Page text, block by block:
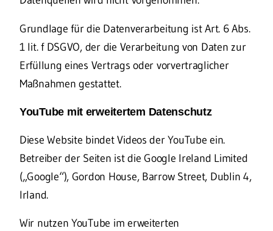
Grundlage für die Datenverarbeitung ist Art. 6 Abs.
1 lit. f DSGVO, der die Verarbeitung von Daten zur
Erfüllung eines Vertrags oder vorvertraglicher
Maßnahmen gestattet.
YouTube mit erweitertem Datenschutz
Diese Website bindet Videos der YouTube ein.
Betreiber der Seiten ist die Google Ireland Limited
(„Google“), Gordon House, Barrow Street, Dublin 4,
Irland.
Wir nutzen YouTube im erweiterten